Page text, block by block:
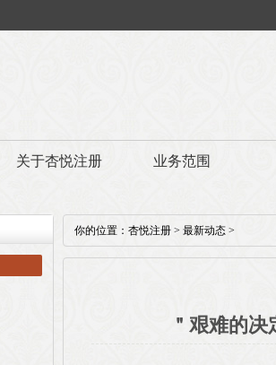
关于杏悦注册 业务范围
你的位置： 杏悦注册 > 最新动态 >
＂艰难的